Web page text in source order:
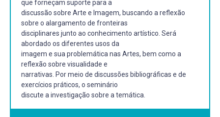
que forneçam suporte para a
discussão sobre Arte e Imagem, buscando a reflexão
sobre o alargamento de fronteiras
disciplinares junto ao conhecimento artístico. Será
abordado os diferentes usos da
imagem e sua problemática nas Artes, bem como a
reflexão sobre visualidade e
narrativas. Por meio de discussões bibliográficas e de
exercícios práticos, o seminário
discute a investigação sobre a temática.